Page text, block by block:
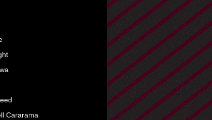
Cararama